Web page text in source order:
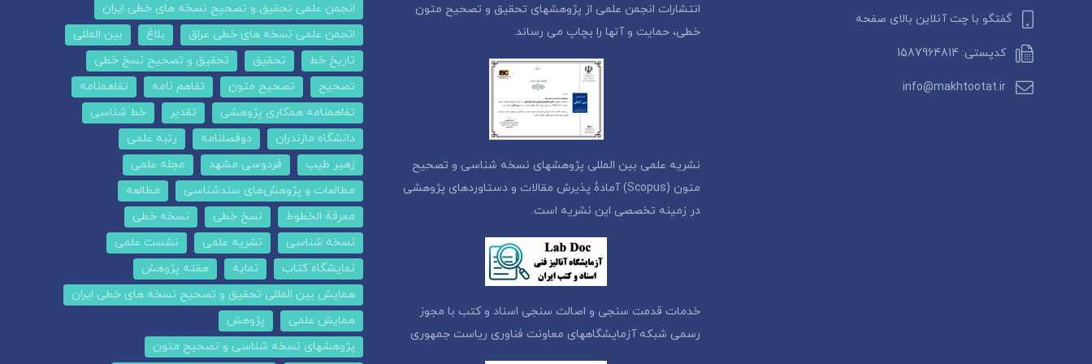
گفتگو با چت آنلاین بالای صفحه
کدپستی: 1587964814
info@makhtootat.ir
انتشارات انجمن علمی از پژوهشهای تحقیق و تصحیح متون
خطی، حمایت و آنها را بچاپ می رساند.
نشریه علمی بین المللی پژوهشهای نسخه شناسی و تصحیح
متون (Scopus) آمادۀ پذیرش مقالات و دستاوردهای پژوهشی
در زمینه تخصصی این نشریه است.
خدمات قدمت سنجی و اصالت سنجی اسناد و کتب با مجوز
رسمی شبکه آزمایشگاههای معاونت فناوری ریاست جمهوری
انجمن علمی تحقیق و تصحیح نسخه های خطی ایران
انجمن علمی نسخه های خطی عراق
بلاغ
بین المللی
تاریخ خط
تحقیق
تحقیق و تصحیح نسخ خطی
تصحیح
تصحیح متون تفاهم نامه
تفاهمنامه
تفاهمنامه همکاری پژوهشی
تقدیر
خط شناسی
دانشگاه مازندران
دوفصلنامه
رتبه علمی
زهیر طیب
فردوسی مشهد
مجله علمی
مطالعات و پژوهش‌های سندشناسی
مطالعه
معرفة الخطوط
نسخ خطی
نسخه خطی
نسخه شناسی
نشریه علمی
نشست علمی
نمایشگاه کتاب
نمایه
هفته پژوهش
همایش بین المللی تحقیق و تصحیح نسخه های خطی ایران
همایش علمی
پژوهش
پژوهشهای نسخه شناسی و تصحیح متون